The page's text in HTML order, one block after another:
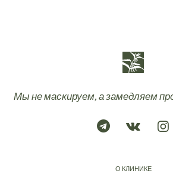
Мы не маскируем, а замедляем
О КЛИНИКЕ